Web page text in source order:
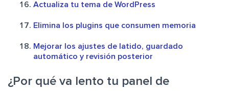
Actualiza tu tema de WordPress
Elimina los plugins que consumen memoria
Mejorar los ajustes de latido, guardado
automático y revisión posterior
¿Por qué va lento tu panel de